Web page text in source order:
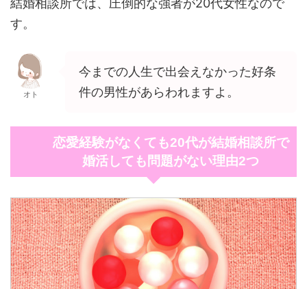
す。
オト
今までの人生で出会えなかった好条
件の男性があらわれますよ。
恋愛経験がなくても20代が結婚相談所で
婚活しても問題がない理由2つ